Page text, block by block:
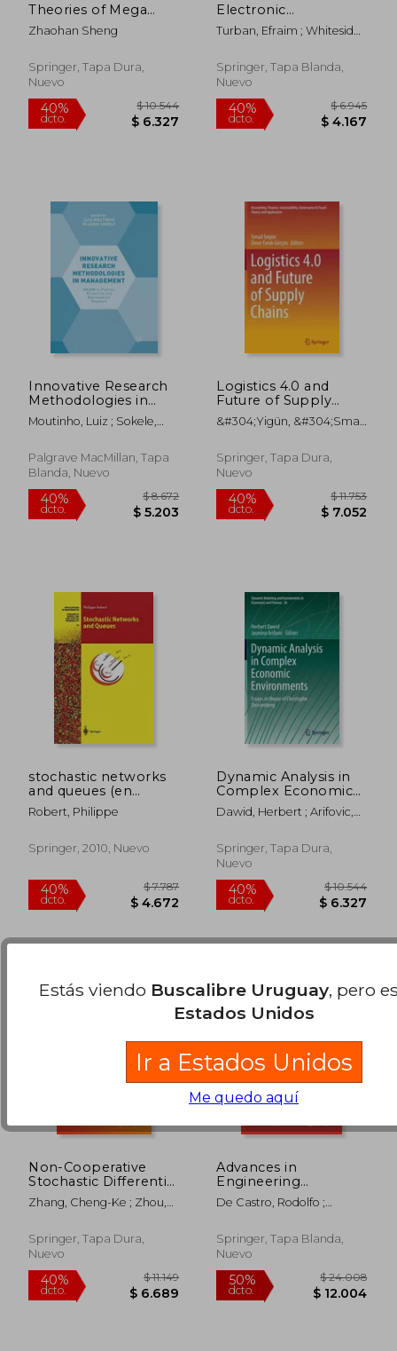
40%
dcto.
$ 7.523
$ 4.514
40%
dcto.
Theories of Mega
Infrastructure
Construction
Theoretical
Considerations from
(International Series
in Operations
Zhaohan Sheng
Springer, Tapa Dura,
Nuevo
$ 6.327
Electronic
Commerce and Social
Commerce (en
Turban, Efraim ; Whiteside,
Springer, Tapa Blanda,
Nuevo
Innovative Research
Methodologies in
Management:
Volume II: Futures,
Neuroscience
Research (en Inglés)
Moutinho, Luiz ; Sokele,
Palgrave MacMillan, Tapa
Blanda, Nuevo
40%
dcto. $ 5.203
Logistics 4.0 and
Future of Supply
Chains (en Inglés)
&#304;yigün, &#304;smail
Springer, Tapa Dura,
Nuevo
dcto. $
stochastic networks
and queues (en
Inglés)
Robert, Philippe
Springer, 2010, Nuevo
Dynamic Analysis in
Complex Economic
Environments: Essays
in Honor of
Deissenberg (en
Inglés)
Dawid, Herbert ; Arifovic,
Springer, Tapa Dura,
Nuevo
Non-Cooperative
Stochastic Differential
Game Theory of
Generalized Markov
(en Inglés)
Zhang, Cheng-Ke ; Zhou,
Springer, Tapa Dura,
Nuevo
Advances in
Engineering
Networks:
Proceedings of the
Conference on
Industrial
Industrial
Management (en
De Castro, Rodolfo ;
Springer, Tapa Blanda,
Nuevo
Estás viendo Buscalibre Uruguay, pero
Estados Unidos
Ir a Estados Unidos
Me quedo aquí